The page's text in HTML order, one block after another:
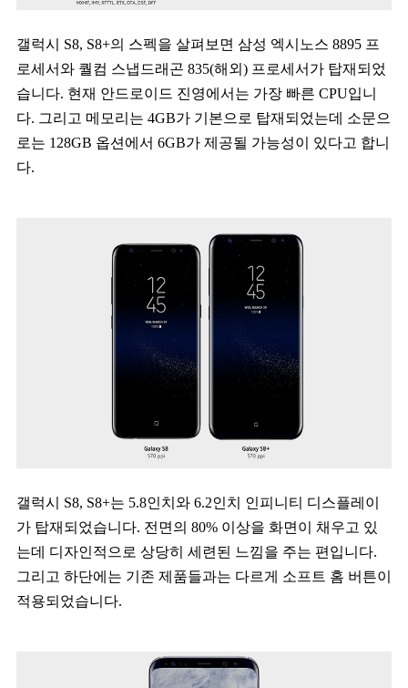
갤럭시 S8, S8+의 스펙을 살펴보면 삼성 엑시노스 8895 프
로세서와 퀄컴 스냅드래곤 835(해외) 프로세서가 탑재되었
습니다. 현재 안드로이드 진영에서는 가장 빠른 CPU입니
다. 그리고 메모리는 4GB가 기본으로 탑재되었는데 소문으
로는 128GB 옵션에서 6GB가 제공될 가능성이 있다고 합니
다.
갤럭시 S8, S8+는 5.8인치와 6.2인치 인피니티 디스플레이
가 탑재되었습니다. 전면의 80% 이상을 화면이 채우고 있
는데 디자인적으로 상당히 세련된 느낌을 주는 편입니다.
그리고 하단에는 기존 제품들과는 다르게 소프트 홈 버튼이
적용되었습니다.